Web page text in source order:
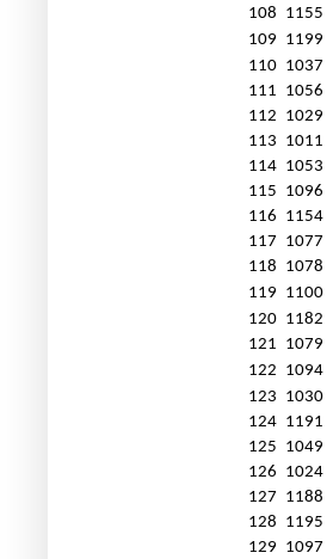
108 1155
109 1199
110 1037
111 1056
112 1029
113 1011
114 1053
115 1096
116 1154
117 1077
118 1078
119 1100
120 1182
121 1079
122 1094
123 1030
124 1191
125 1049
126 1024
127 1188
128 1195
129 1097